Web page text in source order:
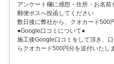
アンケート欄に感想・住所・お名前
郵便ポスへ投函してください
数日後に弊社から、クオカード500
●Google口コミについて●
施工後Google口コミをして頂き、
らクオカード500円分を送付いたし